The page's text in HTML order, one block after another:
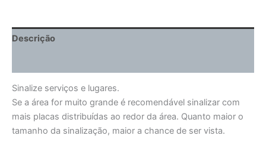
Descrição
Sinalize serviços e lugares.
Se a área for muito grande é recomendável sinalizar com
mais placas distribuídas ao redor da área. Quanto maior o
tamanho da sinalização, maior a chance de ser vista.